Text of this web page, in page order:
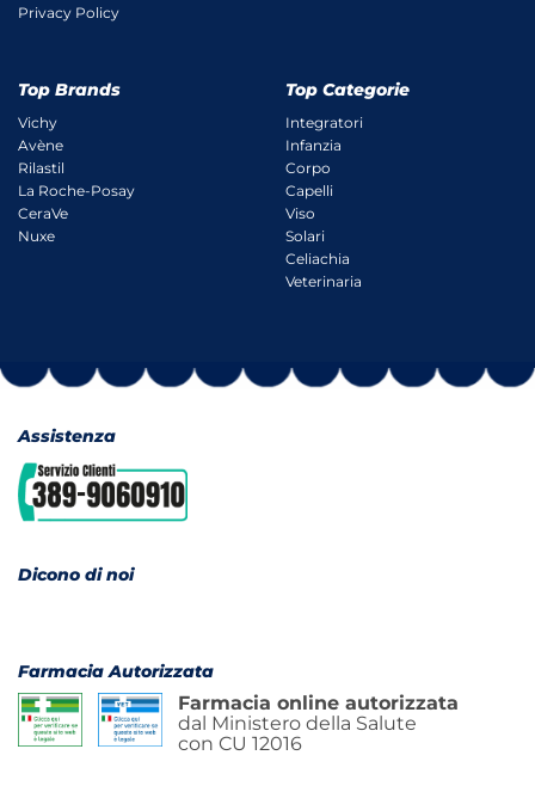
Privacy Policy
Top Brands
Vichy
Avène
Rilastil
La Roche-Posay
CeraVe
Nuxe
Top Categorie
Integratori
Infanzia
Corpo
Capelli
Viso
Solari
Celiachia
Veterinaria
Assistenza
Dicono di noi
Farmacia Autorizzata
Farmacia online autorizzata
dal Ministero della Salute
con CU 12016